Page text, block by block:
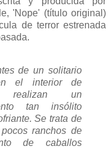
'Nope' (título original)
de terror estrenada
de un solitario
el interior de
realizan un
tan insólito
Se trata de
ranchos de
de caballos